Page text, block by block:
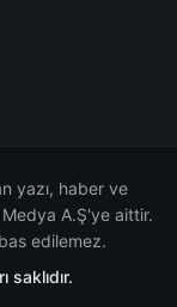
yazı, haber ve
A.Ş'ye aittir.
edilemez.